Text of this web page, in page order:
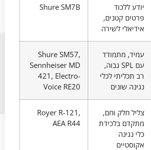
יודע ללכוד
פרטים קטנים,
אידיאלי לשירה
Shure SM7B
עמיד, מתמודד
עם SPL גבוה,
רב תכליתי לכלי
נגינה שונים
Shure SM57,
Sennheiser MD
421, Electro-
Voice RE20
צליל חלק וחם,
מתקדם בלכידת
כלי נגינה
אקוסטיים
Royer R-121,
AEA R44